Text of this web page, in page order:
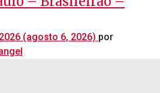
(agosto 6, 2026) por